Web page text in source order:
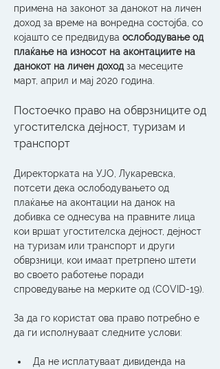
примена на законот за данокот на личен
доход за време на вонредна состојба, со
којашто се предвидува ослободување од
плаќање на износот на аконтациите на
данокот на личен доход за месеците
март, април и мај 2020 година.
Постоечко право на обврзниците од
угостителска дејност, туризам и
транспорт
Директорката на УЈО, Лукаревска,
потсети дека ослободувањето од
плаќање на аконтации на данок на
добивка се однесува на правните лица
кои вршат угостителска дејност, дејност
на туризам или транспорт и други
обврзници, кои имаат претрпено штети
во своето работење поради
За да го користат ова право потребно е
да ги исполнуваат следните услови:
Да не исплатуваат дивиденда на